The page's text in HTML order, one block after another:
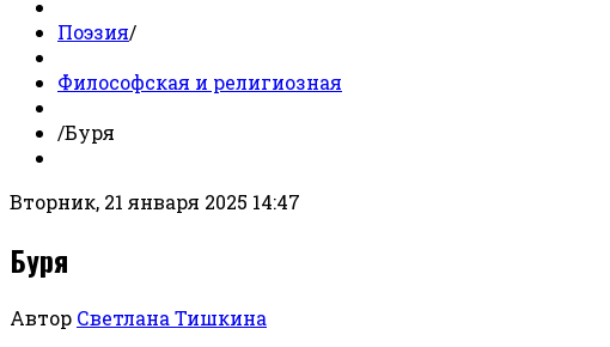
Поэзия/
Философская и религиозная
/Буря
Вторник, 21 января 2025 14:47
Буря
Автор Светлана Тишкина